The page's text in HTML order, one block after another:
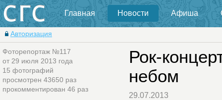
Главная Новости Афиша
Авторизация
Фоторепортаж №117
от 29 июля 2013 года
15 фотографий
просмотрен 43650 раз
прокомментирован 46 раз
Рок-
небом
29.07.2013